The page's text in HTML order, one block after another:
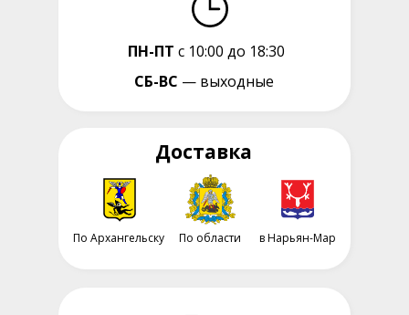
ПН-ПТ с 10:00 до 18:30
СБ-ВС — выходные
Доставка
По Архангельску в Нарьян-Мар
По области